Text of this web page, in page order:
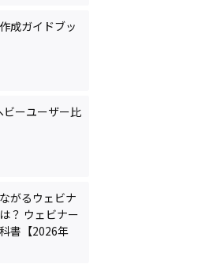
成ガイドブッ
ビーユーザー比
がるウェビナ
？ ウェビナー
書【2026年